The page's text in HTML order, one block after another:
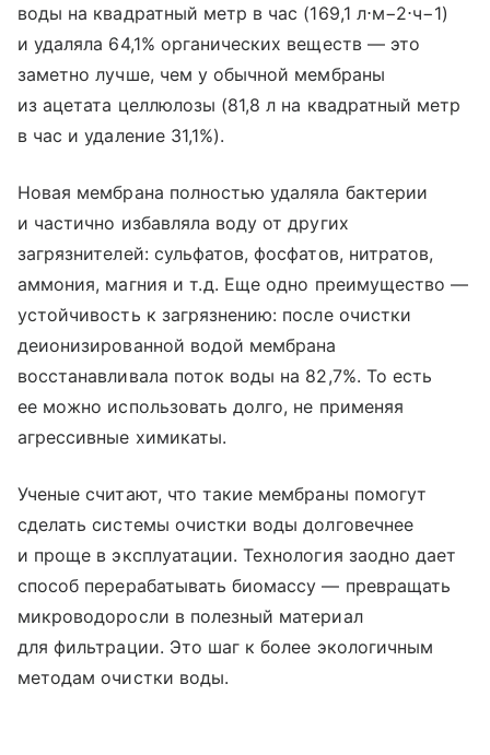
воды на квадратный метр в час (169,1 л⋅м−2⋅ч−1)
и удаляла 64,1% органических веществ — это
заметно лучше, чем у обычной мембраны
из ацетата целлюлозы (81,8 л на квадратный метр
в час и удаление 31,1%).
Новая мембрана полностью удаляла бактерии
и частично избавляла воду от других
загрязнителей: сульфатов, фосфатов, нитратов,
аммония, магния и т. д. Еще одно преимущество —
устойчивость к загрязнению: после очистки
деионизированной водой мембрана
восстанавливала поток воды на 82,7%. То есть
ее можно использовать долго, не применяя
агрессивные химикаты.
Ученые считают, что такие мембраны помогут
сделать системы очистки воды долговечнее
и проще в эксплуатации. Технология заодно дает
способ перерабатывать биомассу — превращать
микроводоросли в полезный материал
для фильтрации. Это шаг к более экологичным
методам очистки воды.